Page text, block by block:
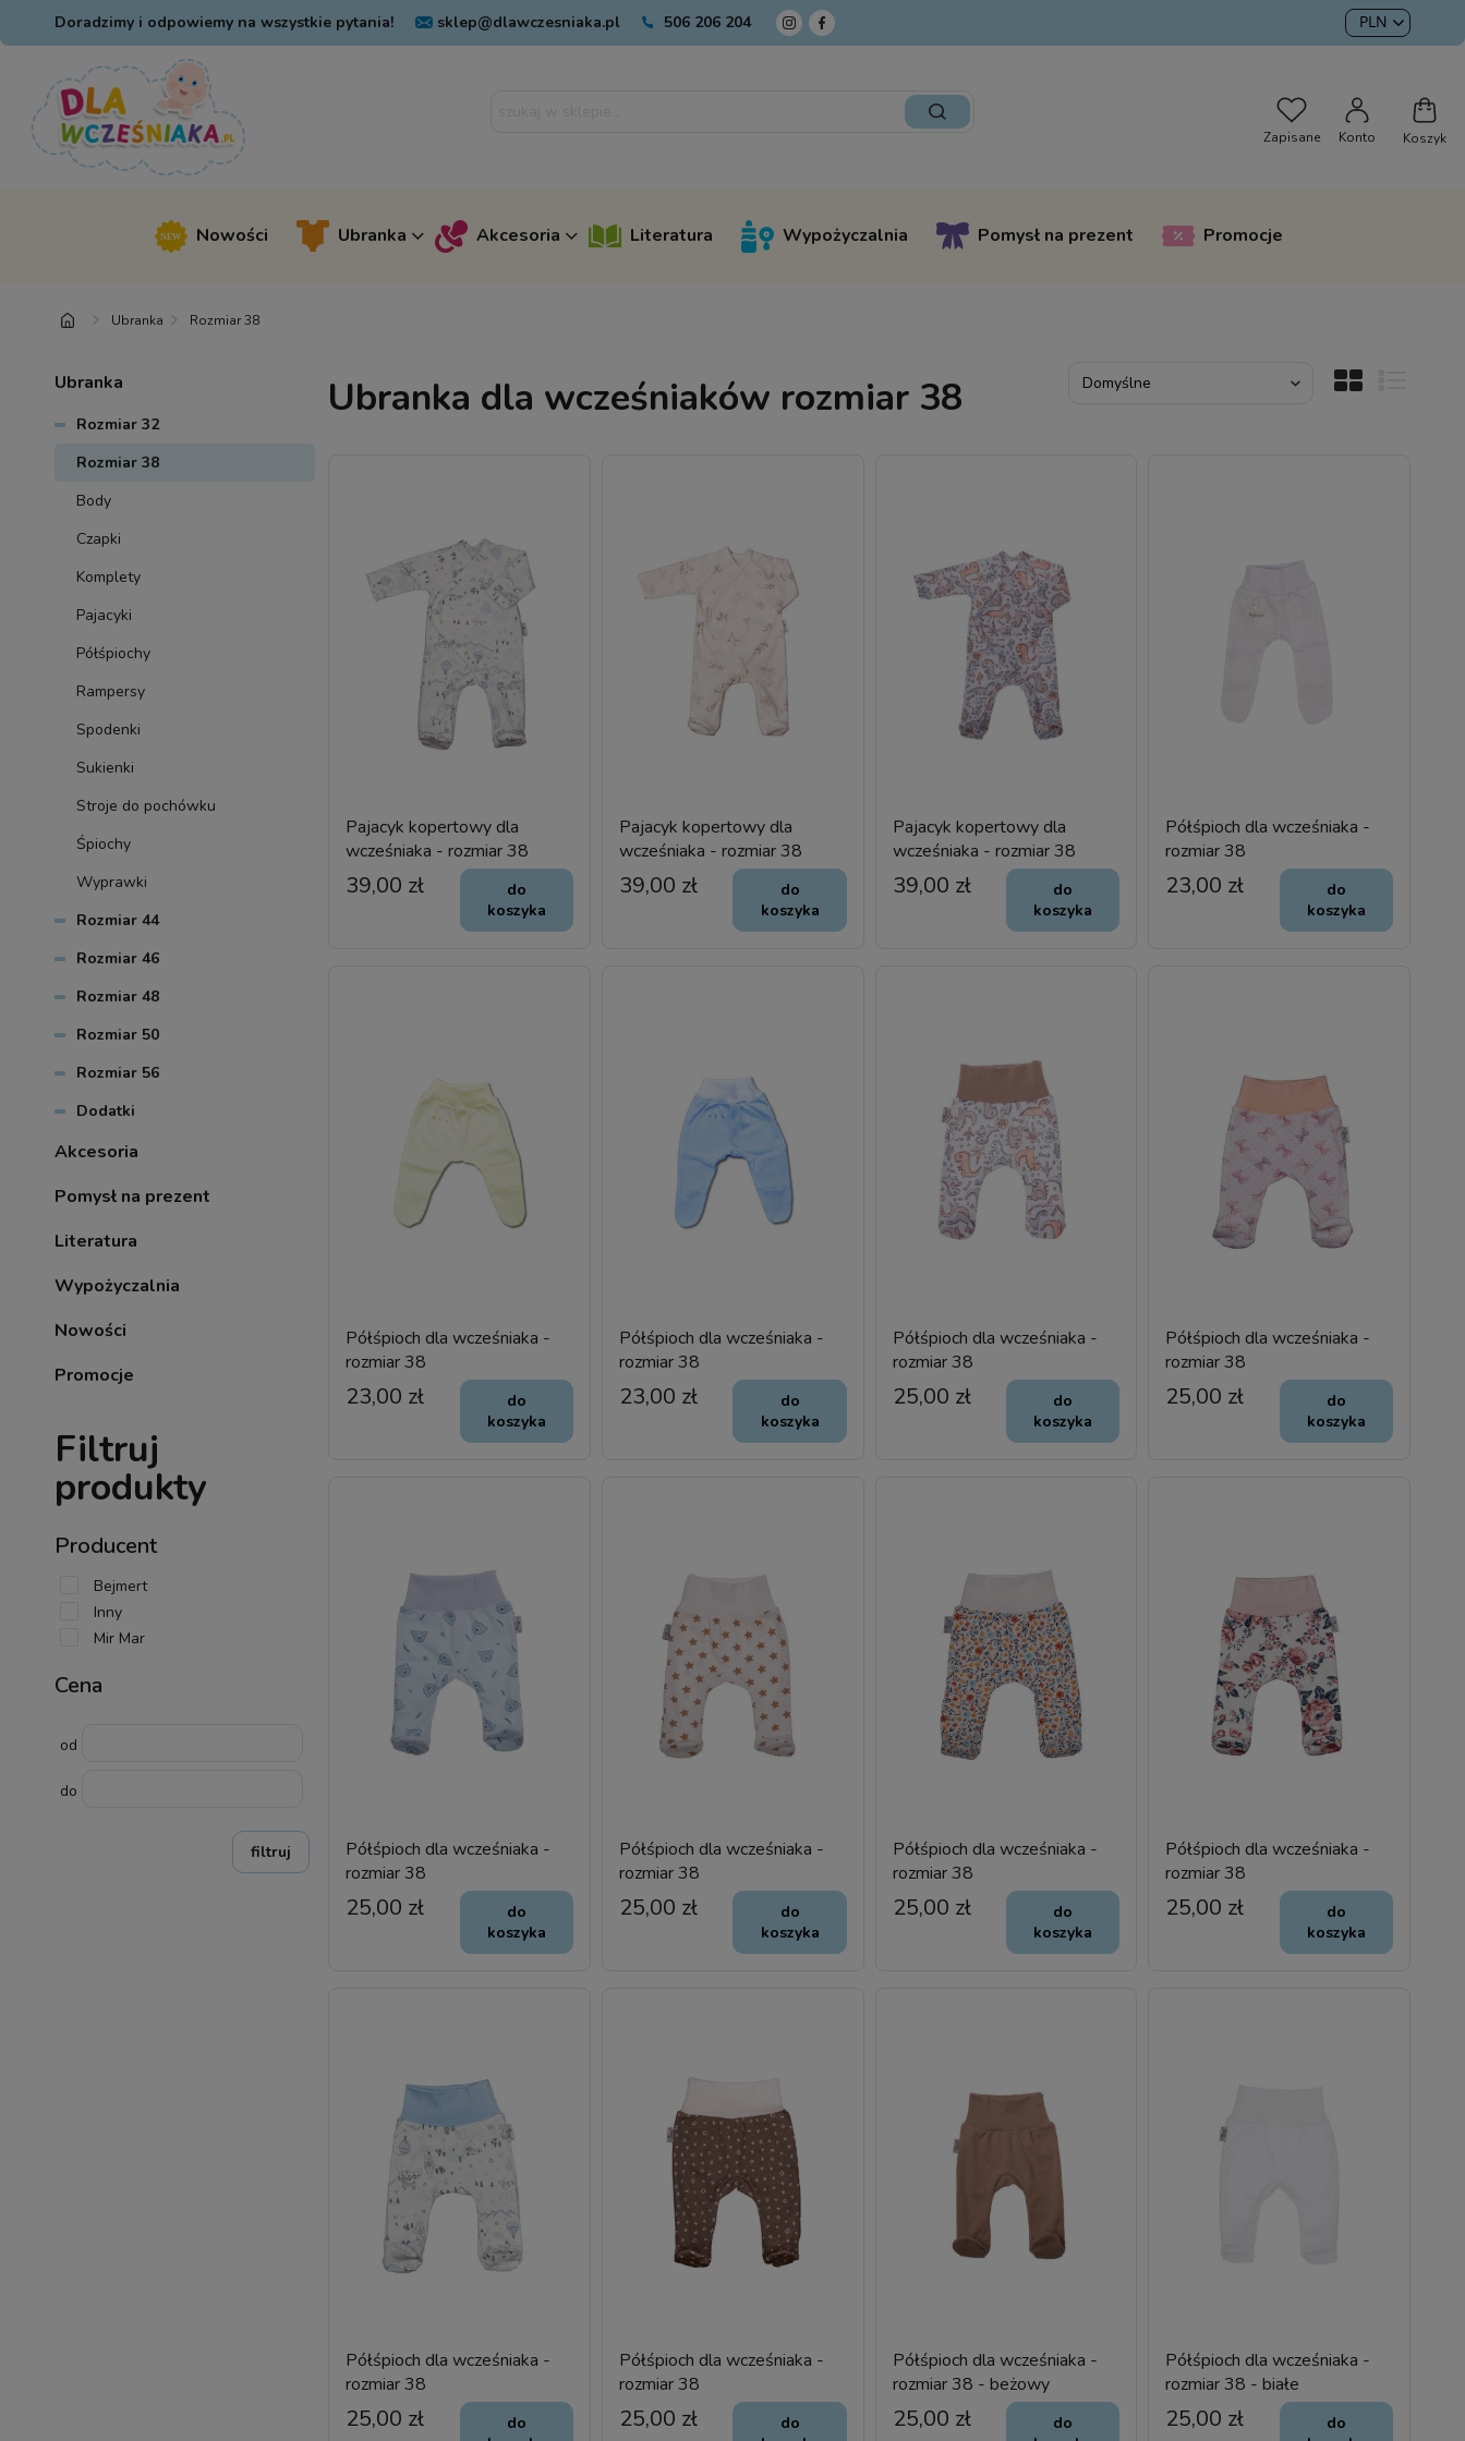
Doradzimy i odpowiemy na wszystkie pytania! sklep@dlawczesniaka.pl 506 206 204
Nowości Ubranka Akcesoria Literatura Wypożyczalnia Pomysł na prezent Promocje
Ubranka Rozmiar 38
Ubranka
Rozmiar 32
Rozmiar 38
Body
Czapki
Komplety
Pajacyki
Półśpiochy
Rampersy
Spodenki
Sukienki
Stroje do pochówku
Śpiochy
Wyprawki
Rozmiar 44
Rozmiar 46
Rozmiar 48
Rozmiar 50
Rozmiar 56
Dodatki
Akcesoria
Pomysł na prezent
Literatura
Wypożyczalnia
Nowości
Promocje
Filtruj
produkty
Producent
Bejmert
Inny
Mir Mar
Cena
od
do
filtruj
Ubranka dla wcześniaków rozmiar 38
Pajacyk kopertowy dla
wcześniaka - rozmiar 38
39,00 zł
do
koszyka
Pajacyk kopertowy dla
wcześniaka - rozmiar 38
39,00 zł
do
koszyka
Pajacyk kopertowy dla
wcześniaka - rozmiar 38
39,00 zł
do
koszyka
Półśpioch dla wcześniaka -
rozmiar 38
23,00 zł
do
koszyka
Półśpioch dla wcześniaka -
rozmiar 38
23,00 zł
do
koszyka
Półśpioch dla wcześniaka -
rozmiar 38
23,00 zł
do
koszyka
Półśpioch dla wcześniaka -
rozmiar 38
25,00 zł
do
koszyka
Półśpioch dla wcześniaka -
rozmiar 38
25,00 zł
do
koszyka
Półśpioch dla wcześniaka -
rozmiar 38
25,00 zł
do
koszyka
Półśpioch dla wcześniaka -
rozmiar 38
25,00 zł
do
koszyka
Półśpioch dla wcześniaka -
rozmiar 38
25,00 zł
do
koszyka
Półśpioch dla wcześniaka -
rozmiar 38
25,00 zł
do
koszyka
Półśpioch dla wcześniaka -
rozmiar 38
25,00 zł
do
Półśpioch dla wcześniaka -
rozmiar 38
25,00 zł
do
Półśpioch dla wcześniaka -
rozmiar 38 - beżowy
25,00 zł
do
Półśpioch dla wcześniaka -
rozmiar 38 - białe
25,00 zł
do